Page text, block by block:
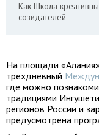
Как Школа
созидателей
На площади
трехдневный
где можно
традициями
регионов России и
предусмотрена